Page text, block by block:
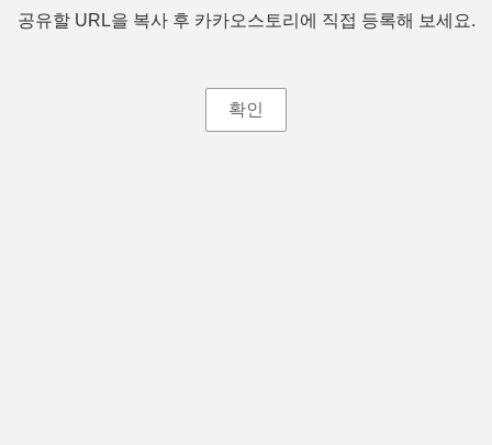
공유할 URL을 복사 후 카카오스토리에 직접 등록해 보세요.
확인